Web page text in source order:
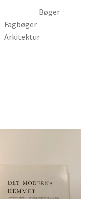
Bøger
Fagbøger
Arkitektur